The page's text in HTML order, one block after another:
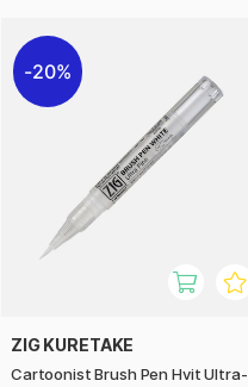
20%
ZIG KURETAKE
Cartoonist Brush Pen Hvit Ultra-